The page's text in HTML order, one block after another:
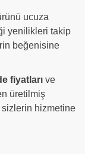
ucuza
yenilikleri takip
beğenisine
fiyatları ve
üretilmiş
sizlerin hizmetine